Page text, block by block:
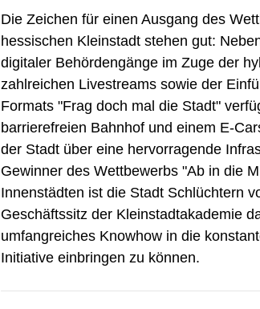
Die Zeichen für einen Ausgang des
hessischen Kleinstadt stehen gut:
digitaler Behördengänge im Zuge der
zahlreichen Livestreams sowie der
Formats "Frag doch mal die Stadt"
barrierefreien Bahnhof und einem E-
der Stadt über eine hervorragende
Gewinner des Wettbewerbs "Ab in die
Innenstädten ist die Stadt Schlüchtern
Geschäftssitz der Kleinstadtakademie
umfangreiches Knowhow in die
Initiative einbringen zu können.